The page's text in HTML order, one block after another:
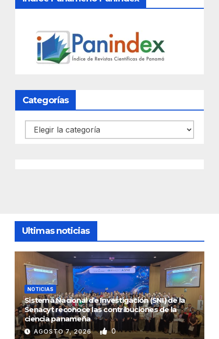
Categorías
Categorías
Ultimas noticias
NOTICIAS
Sistema Nacional de Investigación (SNI) de la
Senacyt reconoce las contribuciones de la
ciencia panameña
AGOSTO 7, 2026 0